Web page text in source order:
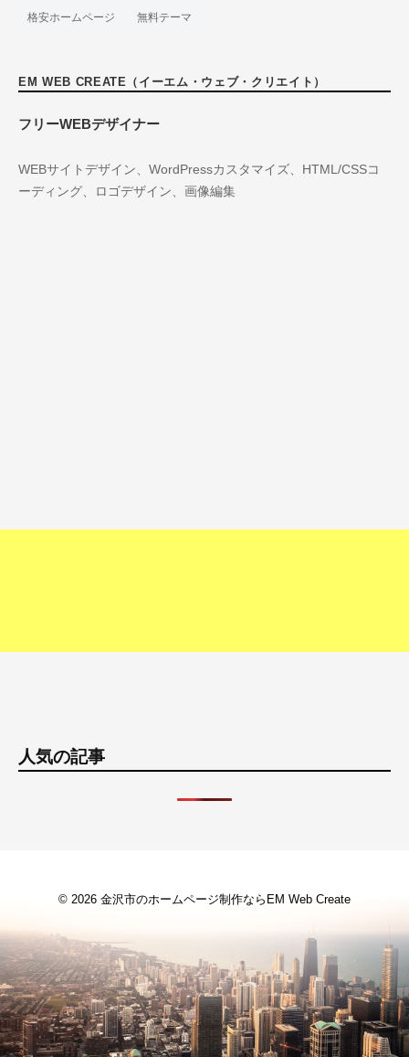
格安ホームページ 無料テーマ
EM WEB CREATE（イーエム・ウェブ・クリエイト）
フリーWEBデザイナー
WEBサイトデザイン、WordPressカスタマイズ、HTML/CSSコ
ーディング、ロゴデザイン、画像編集
人気の記事
© 2026 金沢市のホームページ制作ならEM Web Create